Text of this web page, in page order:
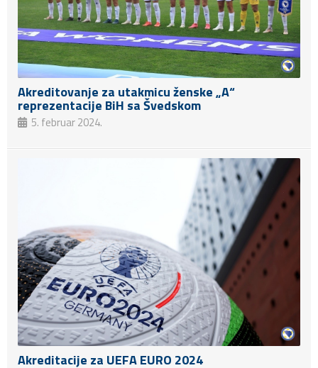
Akreditovanje za utakmicu ženske „A“
reprezentacije BiH sa Švedskom
5. februar 2024.
Akreditacije za UEFA EURO 2024